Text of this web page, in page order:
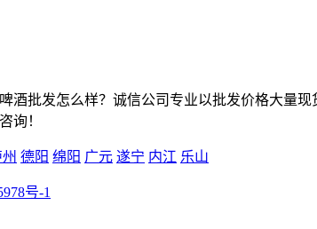
酒批发怎么样？诚信公司专业以批发价格大量
询！
德阳 绵阳 广元 遂宁 内江 乐山
号-1